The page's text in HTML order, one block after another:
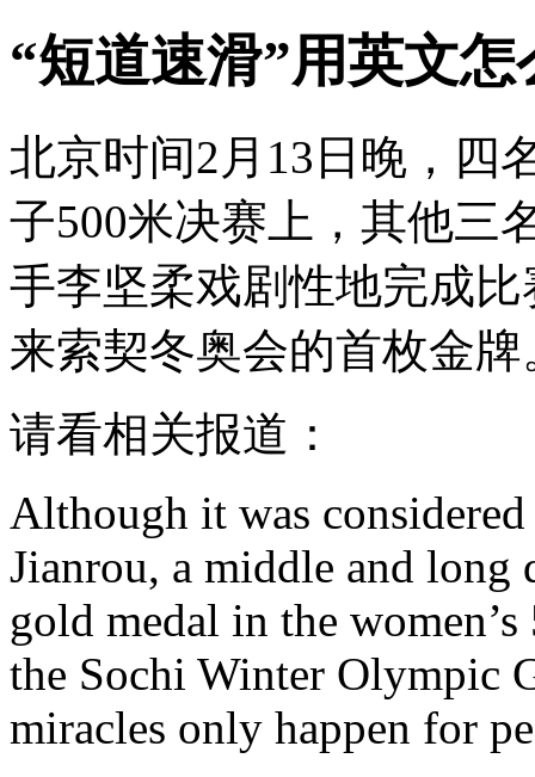
“短道速滑”用英文怎
北京时间2月13日晚，四
子500米决赛上，其他三
手李坚柔戏剧性地完成
来索契冬奥会的首枚金牌
请看相关报道：
Although it was
Jianrou, a middle and long
gold medal in the
the Sochi Winter Olympic
miracles only happen for